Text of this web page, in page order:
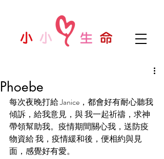
Phoebe
每次夜晚打給 Janice，都會好有耐心聽我
傾訴，給我意見，與 我一起祈禱，求神
帶領幫助我。疫情期間關心我，送防疫
物資給 我，疫情緩和後，便相約與見
面，感覺好有愛。